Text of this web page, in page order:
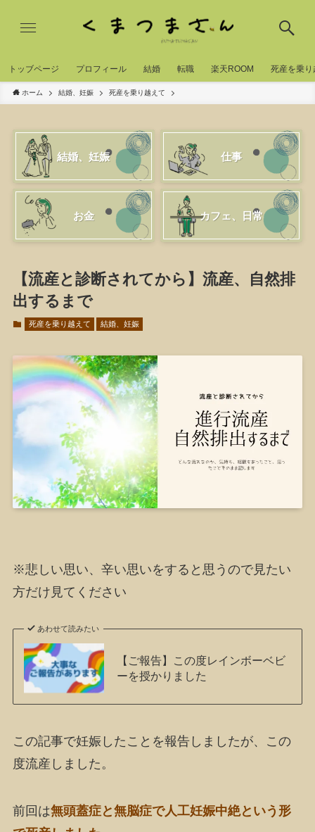
トッブページ プロフィール 結婚 転職 楽天ROOM 死産を乗り
ホーム 結婚、妊娠 死産を乗り越えて
結婚、妊娠 仕事
お金 カフェ、日常
【流産と診断されてから】流産、自然排
出するまで
死産を乗り越えて 結婚、妊娠
※悲しい思い、辛い思いをすると思うので見たい
方だけ見てください
あわせて読みたい
【ご報告】この度レインボーベビ
ーを授かりました
この記事で妊娠したことを報告しましたが、この
度流産しました。
前回は無頭蓋症と無脳症で人工妊娠中絶という形